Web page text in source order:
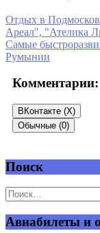
Отдых в
Ареал", "Ателика
Самые
Румынии
Комментарии:
ВКонтакте (X)
Обычные (0)
Добавить
Ваш адрес email не
Поиск
Авиабилеты и